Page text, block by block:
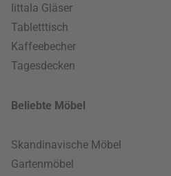
Iittala Gläser
Tabletttisch
Kaffeebecher
Tagesdecken
Beliebte Möbel
Skandinavische Möbel
Gartenmöbel